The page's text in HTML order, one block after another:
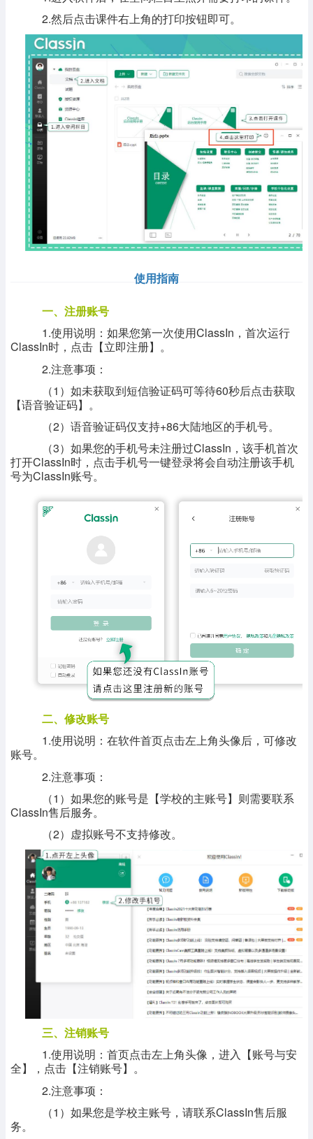
2.然后点击课件右上角的打印按钮即可。
使用指南
一、注册账号
1.使用说明：如果您第一次使用ClassIn，首次运行
ClassIn时，点击【立即注册】。
2.注意事项：
（1）如未获取到短信验证码可等待60秒后点击获取
【语音验证码】。
（2）语音验证码仅支持+86大陆地区的手机号。
（3）如果您的手机号未注册过ClassIn，该手机首次
打开ClassIn时，点击手机号一键登录将会自动注册该手机
号为ClassIn账号。
二、修改账号
1.使用说明：在软件首页点击左上角头像后，可修改
账号。
2.注意事项：
（1）如果您的账号是【学校的主账号】则需要联系
ClassIn售后服务。
（2）虚拟账号不支持修改。
三、注销账号
1.使用说明：首页点击左上角头像，进入【账号与安
全】，点击【注销账号】。
2.注意事项：
（1）如果您是学校主账号，请联系ClassIn售后服
务。